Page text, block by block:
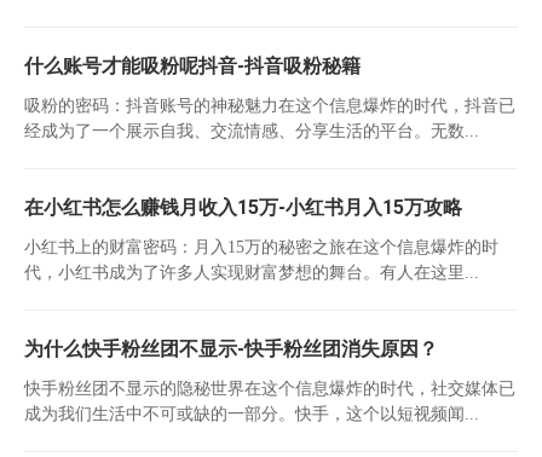
什么账号才能吸粉呢抖音-抖音吸粉秘籍
吸粉的密码：抖音账号的神秘魅力在这个信息爆炸的时代，抖音已
经成为了一个展示自我、交流情感、分享生活的平台。无数...
在小红书怎么赚钱月收入15万-小红书月入15万攻略
小红书上的财富密码：月入15万的秘密之旅在这个信息爆炸的时
代，小红书成为了许多人实现财富梦想的舞台。有人在这里...
为什么快手粉丝团不显示-快手粉丝团消失原因？
快手粉丝团不显示的隐秘世界在这个信息爆炸的时代，社交媒体已
成为我们生活中不可或缺的一部分。快手，这个以短视频闻...